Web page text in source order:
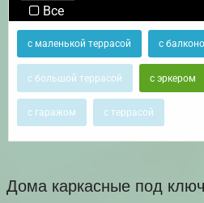
Все
с маленькой террасой с
с большой террасой с эркером
с гаражом с террасой
Дома каркасные под